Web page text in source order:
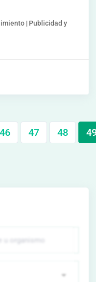
| Publicidad y
46 47 48